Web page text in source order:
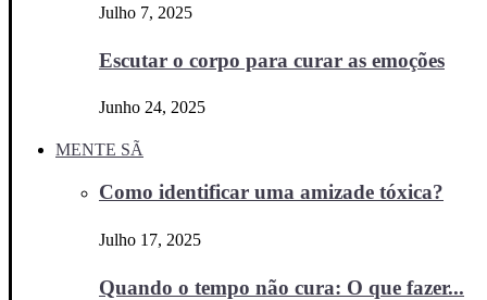
Julho 7, 2025
Escutar o corpo para curar as emoções
Junho 24, 2025
MENTE SÃ
Como identificar uma amizade tóxica?
Julho 17, 2025
Quando o tempo não cura: O que fazer...